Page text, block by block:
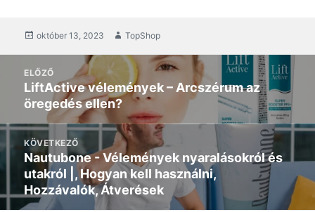
közzétett
október 13, 2023 Szerző
TopShop
navigáció
ELŐZŐ
Előző
poszt:
LiftActive vélemények – Arcszérum az
öregedés ellen?
KÖVETKEZŐ
Következő
üzenet:
Nautubone - Vélemények nyaralásokról és
utakról |, Hogyan kell használni,
Hozzávalók, Átverések